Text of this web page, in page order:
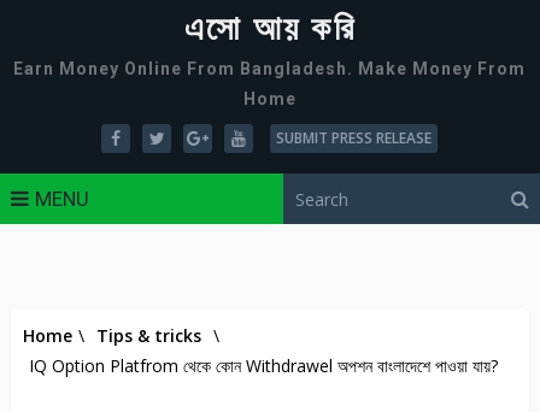
এসো আয় করি
Earn Money Online From Bangladesh. Make Money From
Home
SUBMIT PRESS RELEASE
MENU
Home \ Tips & tricks \
IQ Option Platfrom থেকে কোন Withdrawel অপশন বাংলাদেশে পাওয়া যায়?